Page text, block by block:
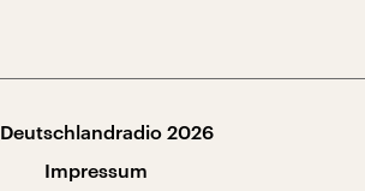
2026
Impressum